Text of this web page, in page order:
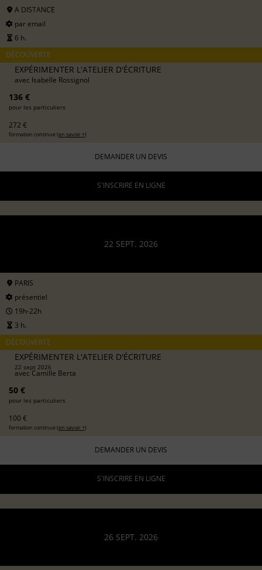
A DISTANCE
par email
6 h.
DÉCOUVERTE
EXPÉRIMENTER L'ATELIER D'ÉCRITURE
avec Isabelle Rossignol
136 €
pour les particuliers
272 €
formation continue (en savoir +)
DEMANDER UN DEVIS
S'INSCRIRE EN LIGNE
22 SEPT. 2026
PARIS
présentiel
19h-22h
3 h.
DÉCOUVERTE
EXPÉRIMENTER L'ATELIER D'ÉCRITURE
22 sept 2026
avecCamille Berta
50 €
pour les particuliers
100 €
formation continue (en savoir +)
DEMANDER UN DEVIS
S'INSCRIRE EN LIGNE
26 SEPT. 2026